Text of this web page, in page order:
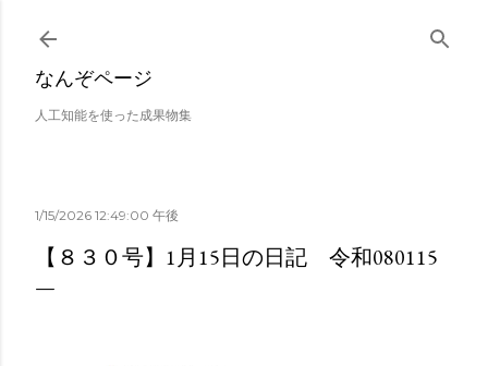
スキップしてメイン コンテンツに移動
なんぞページ
人工知能を使った成果物集
1/15/2026 12:49:00 午後
【８３０号】1月15日の日記 令和080115